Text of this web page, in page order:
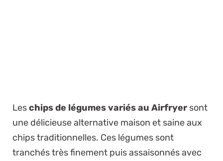
Leschips de légumes variés au Airfryer sont
une délicieuse alternative maison et saine aux
chips traditionnelles. Ces légumes sont
tranchés très finement puis assaisonnés avec